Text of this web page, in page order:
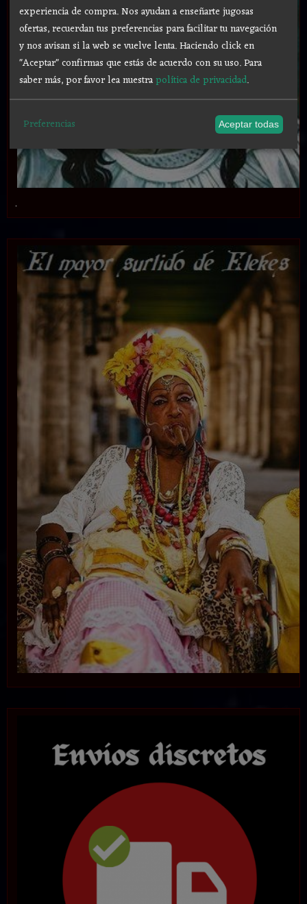
.
experiencia de compra. Nos ayudan a enseñarte jugosas
ofertas, recuerdan tus preferencias para facilitar tu navegación
y nos avisan si la web se vuelve lenta. Haciendo click en
"Aceptar" confirmas que estás de acuerdo con su uso.Para
saber más, por favor lea nuestrapolítica de privacidad.
Preferencias Aceptar todas